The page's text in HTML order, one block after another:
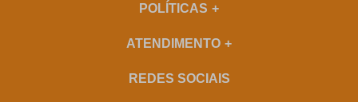
POLÍTICAS
ATENDIMENTO
REDES SOCIAIS